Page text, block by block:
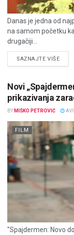
Danas je jedna od
na samom početku
drugačiji...
SAZNAJTE VIŠE
Novi
prikazivanja
BY MIŠKO PETROVIĆ
FILM
"Spajdermen: Novo